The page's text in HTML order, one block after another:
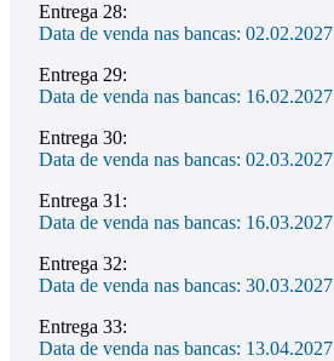
Entrega 28:
Data de venda nas bancas: 02.02.2027
Entrega 29:
Data de venda nas bancas: 16.02.2027
Entrega 30:
Data de venda nas bancas: 02.03.2027
Entrega 31:
Data de venda nas bancas: 16.03.2027
Entrega 32:
Data de venda nas bancas: 30.03.2027
Entrega 33:
Data de venda nas bancas: 13.04.2027